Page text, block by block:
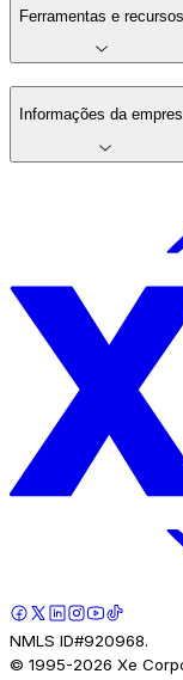
Ferramentas e recursos
Informações da
NMLS ID#920968.
© 1995-2026 Xe